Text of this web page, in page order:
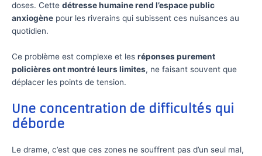
doses. Cette détresse humaine rend l’espace public
anxiogène pour les riverains qui subissent ces nuisances au
quotidien.
Ce problème est complexe et les réponses purement
policières ont montré leurs limites, ne faisant souvent que
déplacer les points de tension.
Une concentration de difficultés qui
déborde
Le drame, c’est que ces zones ne souffrent pas d’un seul mal,